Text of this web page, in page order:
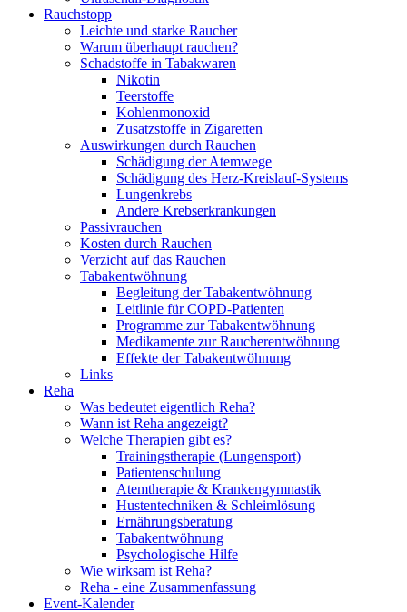
Rauchstopp
Leichte und starke Raucher
Warum überhaupt rauchen?
Schadstoffe in Tabakwaren
Nikotin
Teerstoffe
Kohlenmonoxid
Zusatzstoffe in Zigaretten
Auswirkungen durch Rauchen
Schädigung der Atemwege
Schädigung des Herz-Kreislauf-Systems
Lungenkrebs
Andere Krebserkrankungen
Passivrauchen
Kosten durch Rauchen
Verzicht auf das Rauchen
Tabakentwöhnung
Begleitung der Tabakentwöhnung
Leitlinie für COPD-Patienten
Programme zur Tabakentwöhnung
Medikamente zur Raucherentwöhnung
Effekte der Tabakentwöhnung
Links
Reha
Was bedeutet eigentlich Reha?
Wann ist Reha angezeigt?
Welche Therapien gibt es?
Trainingstherapie (Lungensport)
Patientenschulung
Atemtherapie & Krankengymnastik
Hustentechniken & Schleimlösung
Ernährungsberatung
Tabakentwöhnung
Psychologische Hilfe
Wie wirksam ist Reha?
Reha - eine Zusammenfassung
Event-Kalender